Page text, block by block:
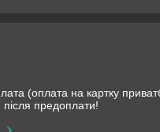
(оплата на картку
після предоплати!